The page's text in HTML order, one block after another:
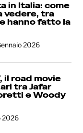
in Italia: come
vedere, tra
hanno fatto la
2026
il road movie
tra Jafar
e Woody
2026